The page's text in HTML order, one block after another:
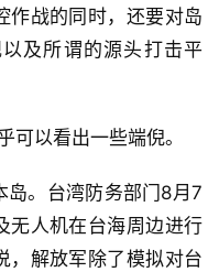
作战的同时，还要对岛
及所谓的源头打击平
可以看出一些端倪。
岛。台湾防务部门8月7
无人机在台海周边进行
，解放军除了模拟对台